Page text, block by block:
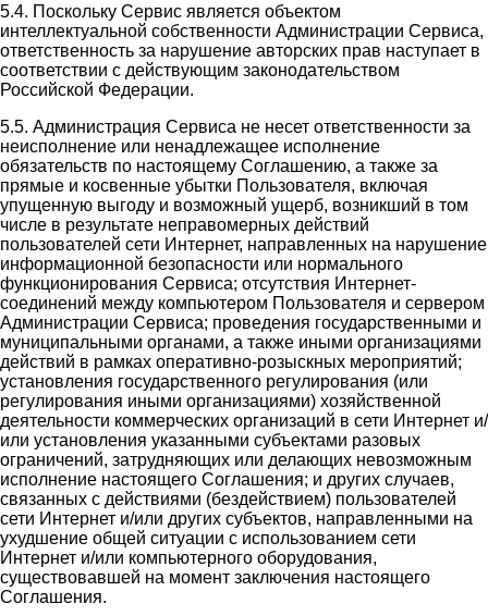
5.4. Поскольку Сервис является объектом
интеллектуальной собственности Администрации Сервиса,
ответственность за нарушение авторских прав наступает в
соответствии с действующим законодательством
Российской Федерации.
5.5. Администрация Сервиса не несет ответственности за
неисполнение или ненадлежащее исполнение
обязательств по настоящему Соглашению, а также за
прямые и косвенные убытки Пользователя, включая
упущенную выгоду и возможный ущерб, возникший в том
числе в результате неправомерных действий
пользователей сети Интернет, направленных на нарушение
информационной безопасности или нормального
функционирования Сервиса; отсутствия Интернет-
соединений между компьютером Пользователя и сервером
Администрации Сервиса; проведения государственными и
муниципальными органами, а также иными организациями
действий в рамках оперативно-розыскных мероприятий;
установления государственного регулирования (или
регулирования иными организациями) хозяйственной
деятельности коммерческих организаций в сети Интернет и/
или установления указанными субъектами разовых
ограничений, затрудняющих или делающих невозможным
исполнение настоящего Соглашения; и других случаев,
связанных с действиями (бездействием) пользователей
сети Интернет и/или других субъектов, направленными на
ухудшение общей ситуации с использованием сети
Интернет и/или компьютерного оборудования,
существовавшей на момент заключения настоящего
Соглашения.